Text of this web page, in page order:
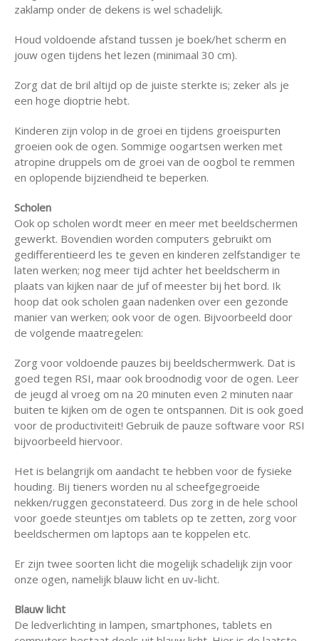
zaklamp onder de dekens is wel schadelijk.
Houd voldoende afstand tussen je boek/het scherm en
jouw ogen tijdens het lezen (minimaal 30 cm).
Zorg dat de bril altijd op de juiste sterkte is; zeker als je
een hoge dioptrie hebt.
Kinderen zijn volop in de groei en tijdens groeispurten
groeien ook de ogen. Sommige oogartsen werken met
atropine druppels om de groei van de oogbol te remmen
en oplopende bijziendheid te beperken.
Scholen
Ook op scholen wordt meer en meer met beeldschermen
gewerkt. Bovendien worden computers gebruikt om
gedifferentieerd les te geven en kinderen zelfstandiger te
laten werken; nog meer tijd achter het beeldscherm in
plaats van kijken naar de juf of meester bij het bord. Ik
hoop dat ook scholen gaan nadenken over een gezonde
manier van werken; ook voor de ogen. Bijvoorbeeld door
de volgende maatregelen:
Zorg voor voldoende pauzes bij beeldschermwerk. Dat is
goed tegen RSI, maar ook broodnodig voor de ogen. Leer
de jeugd al vroeg om na 20 minuten even 2 minuten naar
buiten te kijken om de ogen te ontspannen. Dit is ook goed
voor de productiviteit! Gebruik de pauze software voor RSI
bijvoorbeeld hiervoor.
Het is belangrijk om aandacht te hebben voor de fysieke
houding. Bij tieners worden nu al scheefgegroeide
nekken/ruggen geconstateerd. Dus zorg in de hele school
voor goede steuntjes om tablets op te zetten, zorg voor
beeldschermen om laptops aan te koppelen etc.
Er zijn twee soorten licht die mogelijk schadelijk zijn voor
onze ogen, namelijk blauw licht en uv-licht.
Blauw licht
De ledverlichting in lampen, smartphones, tablets en